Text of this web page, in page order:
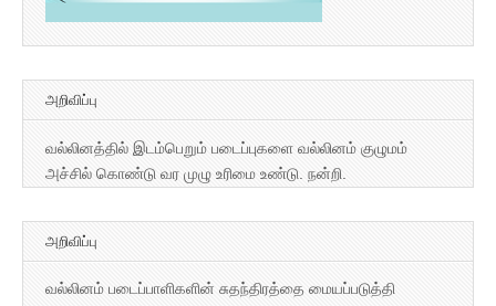
அறிவிப்பு
வல்லினத்தில் இடம்பெறும் படைப்புகளை வல்லினம் குழுமம்
அச்சில் கொண்டு வர முழு உரிமை உண்டு. நன்றி.
அறிவிப்பு
வல்லினம் படைப்பாளிகளின் சுதந்திரத்தை மையப்படுத்தி